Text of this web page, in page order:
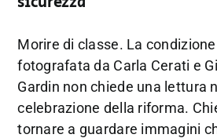
Morire di classe. La
fotografata da Carla Cerati e
Gardin non chiede una lettura
celebrazione della riforma.
tornare a guardare immagini